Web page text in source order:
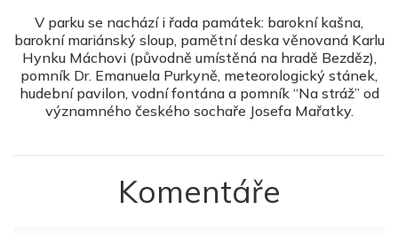
V parku se nachází i řada památek: barokní kašna,
barokní mariánský sloup, pamětní deska věnovaná Karlu
Hynku Máchovi (původně umístěná na hradě Bezděz),
pomník Dr. Emanuela Purkyně, meteorologický stánek,
hudební pavilon, vodní fontána a pomník “Na stráž” od
významného českého sochaře Josefa Mařatky.
Komentáře